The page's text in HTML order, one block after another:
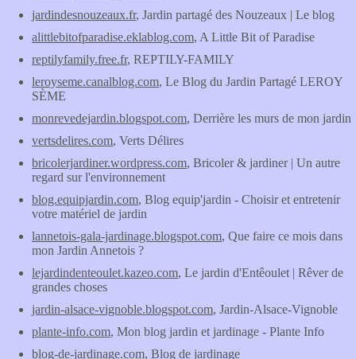
jardindesnouzeaux.fr, Jardin partagé des Nouzeaux | Le blog
alittlebitofparadise.eklablog.com, A Little Bit of Paradise
reptilyfamily.free.fr, REPTILY-FAMILY
leroyseme.canalblog.com, Le Blog du Jardin Partagé LEROY
SÈME
monrevedejardin.blogspot.com, Derrière les murs de mon jardin
vertsdelires.com, Verts Délires
bricolerjardiner.wordpress.com, Bricoler & jardiner | Un autre
regard sur l'environnement
blog.equipjardin.com, Blog equip'jardin - Choisir et entretenir
votre matériel de jardin
lannetois-gala-jardinage.blogspot.com, Que faire ce mois dans
mon Jardin Annetois ?
lejardindenteoulet.kazeo.com, Le jardin d'Entêoulet | Rêver de
grandes choses
jardin-alsace-vignoble.blogspot.com, Jardin-Alsace-Vignoble
plante-info.com, Mon blog jardin et jardinage - Plante Info
blog-de-jardinage.com, Blog de jardinage